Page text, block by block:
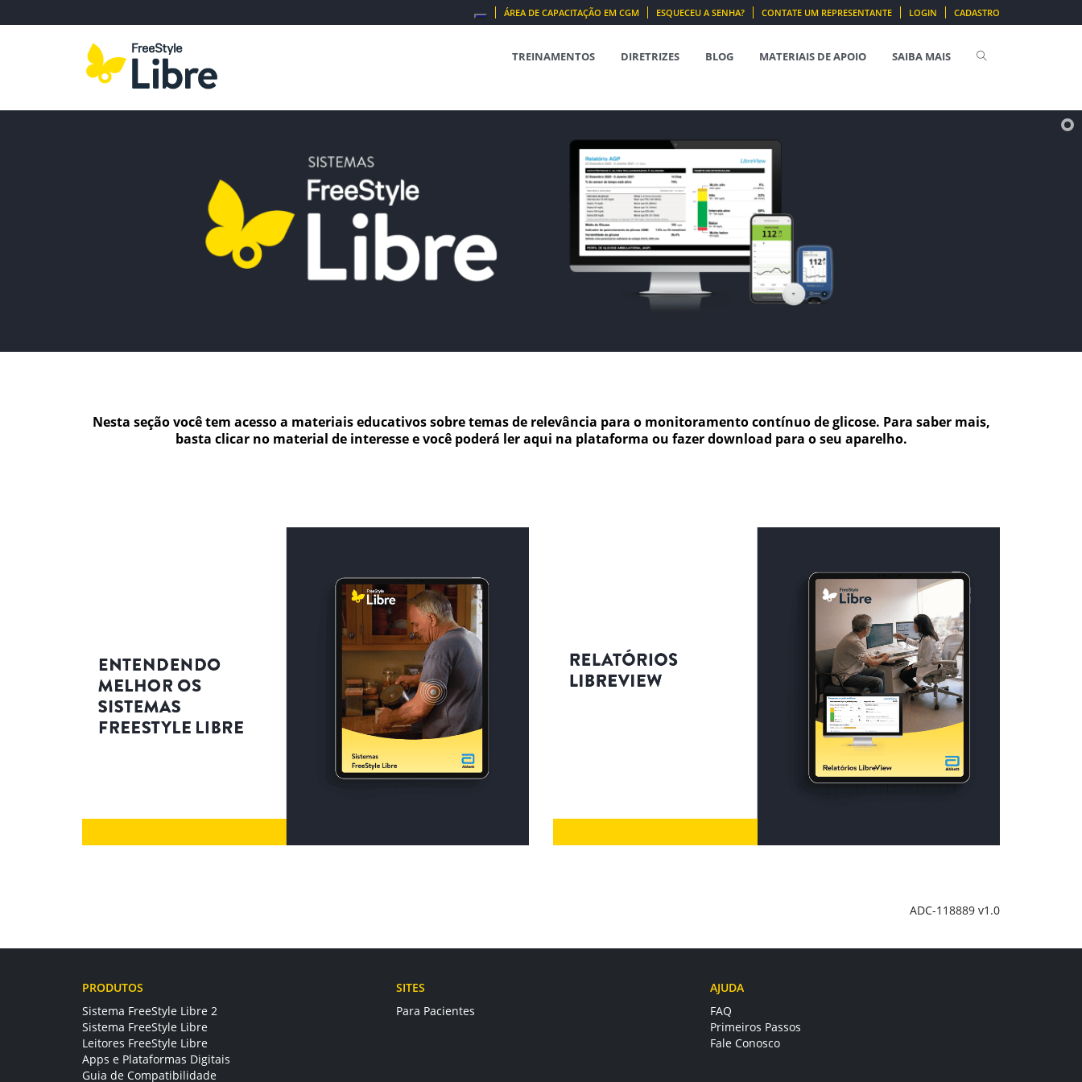
SEARCH ÁREA DE CAPACITAÇÃO EM CGM ESQUECEU A SENHA? CONTATE UM REPRESENTANTE LOGIN CADASTRO
TREINAMENTOS DIRETRIZES BLOG MATERIAIS DE APOIO SAIBA MAIS
Nesta seção você tem acesso a materiais educativos sobre temas de relevância para o monitoramento contínuo de glicose. Para saber mais,
basta clicar no material de interesse e você poderá ler aqui na plataforma ou fazer download para o seu aparelho.
ADC-118889 v1.0
PRODUTOS
Sistema FreeStyle Libre 2
Sistema FreeStyle Libre
Leitores FreeStyle Libre
Apps e Plataformas Digitais
Guia de Compatibilidade
SITES
Para Pacientes
AJUDA
FAQ
Primeiros Passos
Fale Conosco